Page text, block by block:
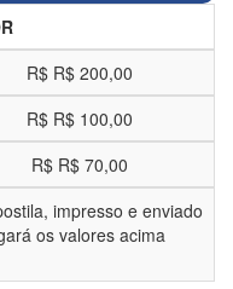
R$ R$ 200,00
R$ R$ 100,00
R$ R$ 70,00
impresso e enviado
os valores acima